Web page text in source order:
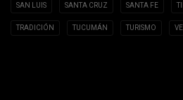
SAN LUIS SANTA CRUZ SANTA FE
TRADICIÓN TUCUMÁN TURISMO